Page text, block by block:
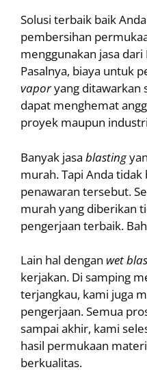
Solusi terbaik baik
pembersihan
menggunakan jasa dari
Pasalnya, biaya untuk
vaporyang ditawarkan
dapat menghemat
proyek maupun
Banyak jasa blasting
murah. Tapi Anda
penawaran tersebut.
murah yang diberikan
pengerjaan terbaik.
Lain hal dengan wet
kerjakan. Di samping
terjangkau, kami juga
pengerjaan. Semua
sampai akhir, kami
hasil permukaan
berkualitas.